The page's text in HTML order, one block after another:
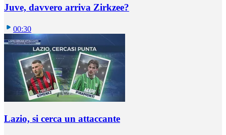
Juve, davvero arriva Zirkzee?
00:30
Lazio, si cerca un attaccante